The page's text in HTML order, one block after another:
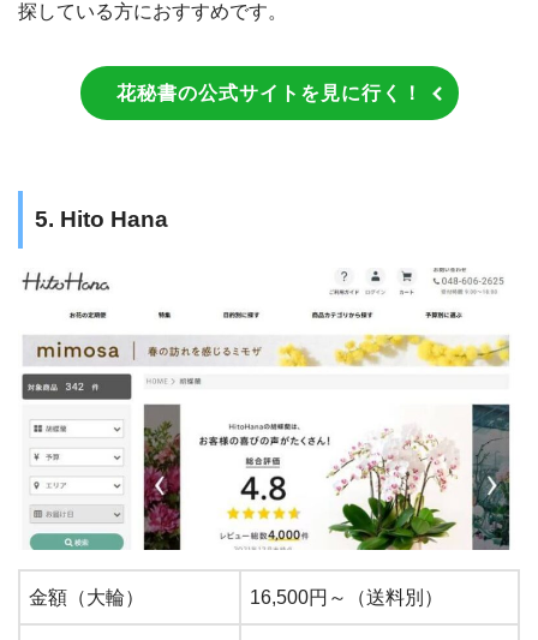
探している方におすすめです。
花秘書の公式サイトを見に行く！
5. Hito Hana
金額（大輪） 16,500円～（送料別）